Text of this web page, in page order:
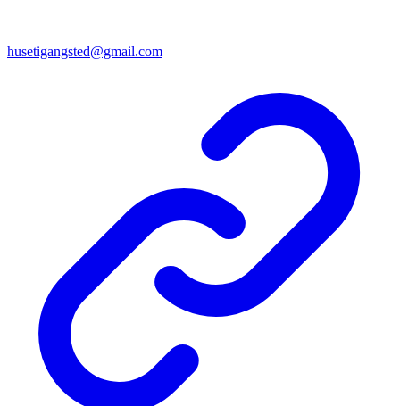
husetigangsted@gmail.com